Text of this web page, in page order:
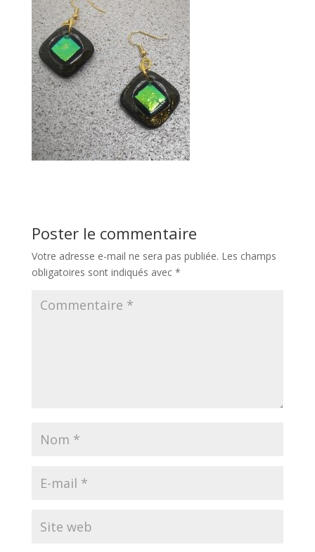
Poster le commentaire
Votre adresse e-mail ne sera pas publiée. Les champs
obligatoires sont indiqués avec *